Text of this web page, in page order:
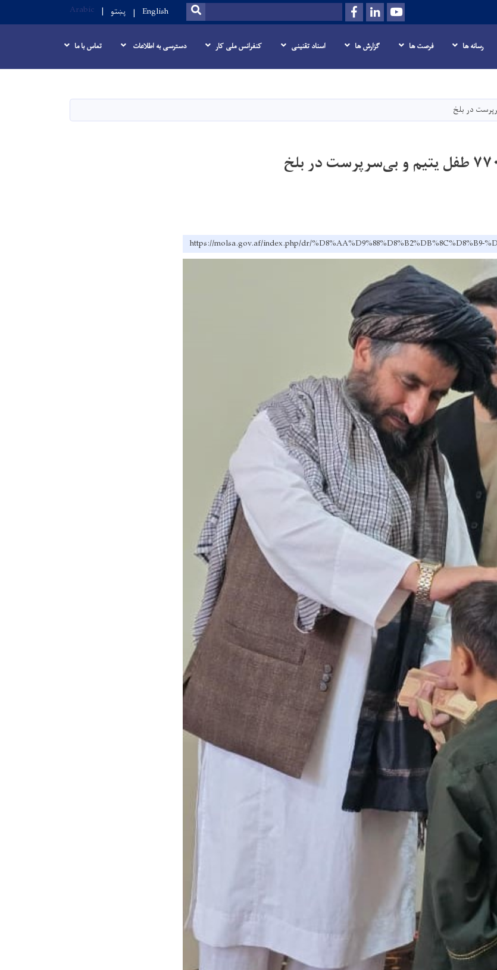
content
Youtube
LinkedIn
Facebook
Search
SEARCH
English پښتو Arabic
رسانه‌ ها فرصت‌ ها گزارش ها اسناد تقنینی کنفرانس ملی کار دسترسی به اطلاعات تماس با ما
https://molsa.gov.af/index.php/dr/%D8%AA%D9%88%D8%B2%DB%8C%D8%B9-